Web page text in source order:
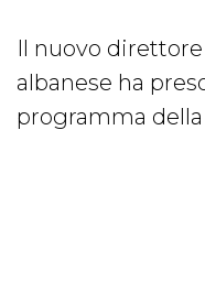
Il nuovo
albanese ha
programma della